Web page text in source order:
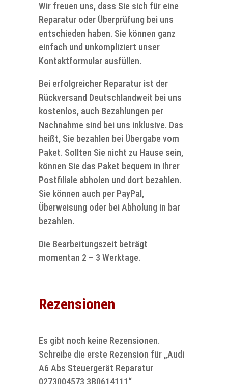
Wir freuen uns, dass Sie sich für eine
Reparatur oder Überprüfung bei uns
entschieden haben. Sie können ganz
einfach und unkompliziert unser
Kontaktformular ausfüllen.
Bei erfolgreicher Reparatur ist der
Rückversand Deutschlandweit bei uns
kostenlos, auch Bezahlungen per
Nachnahme sind bei uns inklusive. Das
heißt, Sie bezahlen bei Übergabe vom
Paket. Sollten Sie nicht zu Hause sein,
können Sie das Paket bequem in Ihrer
Postfiliale abholen und dort bezahlen.
Sie können auch per PayPal,
Überweisung oder bei Abholung in bar
bezahlen.
Die Bearbeitungszeit beträgt
momentan 2 – 3 Werktage.
Rezensionen
Es gibt noch keine Rezensionen.
Schreibe die erste Rezension für „Audi
A6 Abs Steuergerät Reparatur
0273004573 3B0614111“